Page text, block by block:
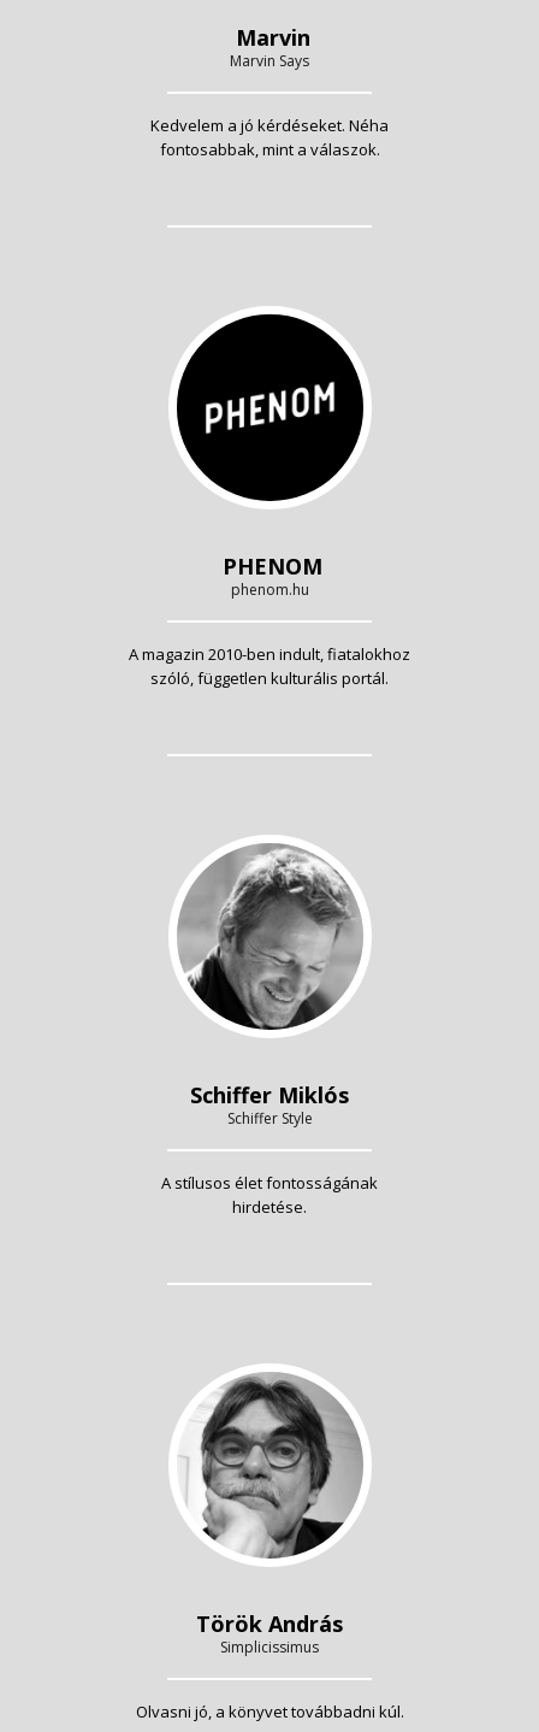
Marvin
Marvin Says
Kedvelem a jó kérdéseket. Néha
fontosabbak, mint a válaszok.
PHENOM
phenom.hu
A magazin 2010-ben indult, fiatalokhoz
szóló, független kulturális portál.
Schiffer Miklós
Schiffer Style
A stílusos élet fontosságának
hirdetése.
Török András
Simplicissimus
Olvasni jó, a könyvet továbbadni kúl.